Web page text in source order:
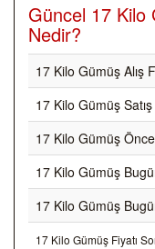
Güncel 17 Kilo
Nedir?
17 Kilo Gümüş Alış
17 Kilo Gümüş Satış
17 Kilo Gümüş
17 Kilo Gümüş
17 Kilo Gümüş
17 Kilo Gümüş Fiyatı